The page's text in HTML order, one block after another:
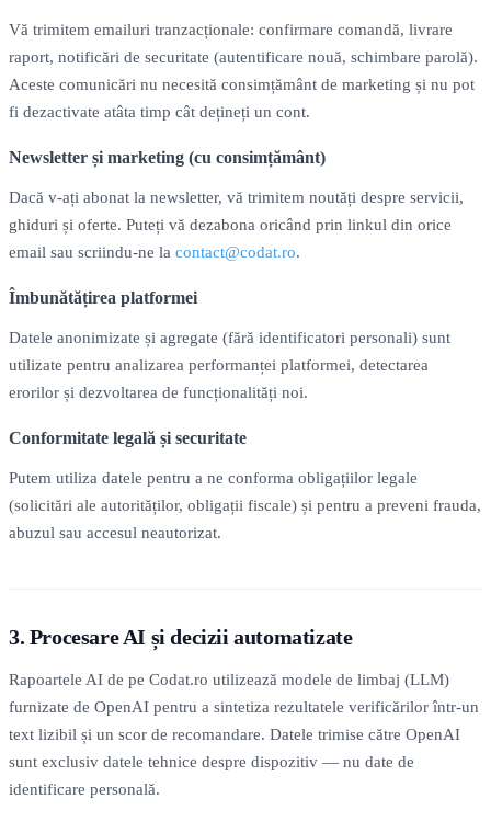
Vă trimitem emailuri tranzacționale: confirmare comandă, livrare
raport, notificări de securitate (autentificare nouă, schimbare parolă).
Aceste comunicări nu necesită consimțământ de marketing și nu pot
fi dezactivate atâta timp cât dețineți un cont.
Newsletter și marketing (cu consimțământ)
Dacă v-ați abonat la newsletter, vă trimitem noutăți despre servicii,
ghiduri și oferte. Puteți vă dezabona oricând prin linkul din orice
email sau scriindu-ne la contact@codat.ro.
Îmbunătățirea platformei
Datele anonimizate și agregate (fără identificatori personali) sunt
utilizate pentru analizarea performanței platformei, detectarea
erorilor și dezvoltarea de funcționalități noi.
Conformitate legală și securitate
Putem utiliza datele pentru a ne conforma obligațiilor legale
(solicitări ale autorităților, obligații fiscale) și pentru a preveni frauda,
abuzul sau accesul neautorizat.
3. Procesare AI și decizii automatizate
Rapoartele AI de pe Codat.ro utilizează modele de limbaj (LLM)
furnizate de OpenAI pentru a sintetiza rezultatele verificărilor într-un
text lizibil și un scor de recomandare. Datele trimise către OpenAI
sunt exclusiv datele tehnice despre dispozitiv — nu date de
identificare personală.